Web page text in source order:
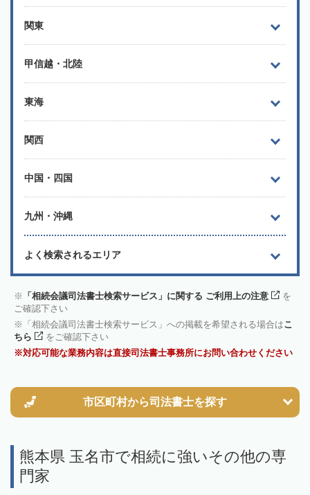
関東
甲信越・北陸
東海
関西
中国・四国
九州・沖縄
よく検索されるエリア
「相続会議司法書士検索サービス」に関する ご利用上の注意
を
ご確認下さい
「相続会議司法書士検索サービス」への掲載を希望される場合はこ
ちら
をご確認下さい
対応可能な業務内容は直接司法書士事務所にお問い合わせください
市区町村から司法書士を探す
熊本県 玉名市で相続に強いその他の専
門家